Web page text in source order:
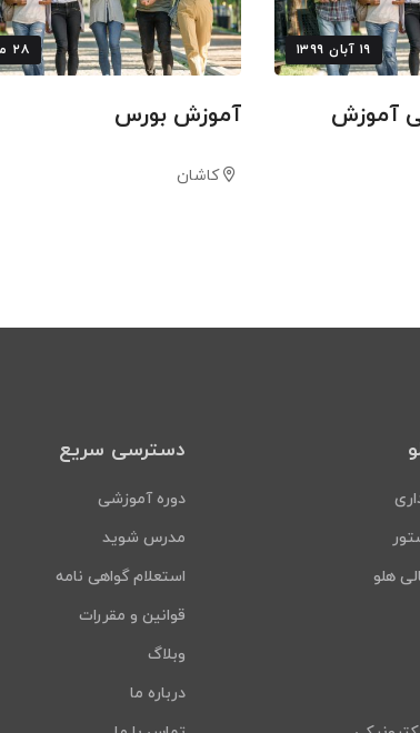
۱۹ آبان ۱۳۹۹
آموزش
۲۸ مرداد ۱۳۹۹
آموزش بورس
کاشان
هلو
دسترسی سریع
دوره آموزشی
مدرس شوید
استعلام گواهی نامه
قوانین و مقررات
وبلاگ
درباره ما